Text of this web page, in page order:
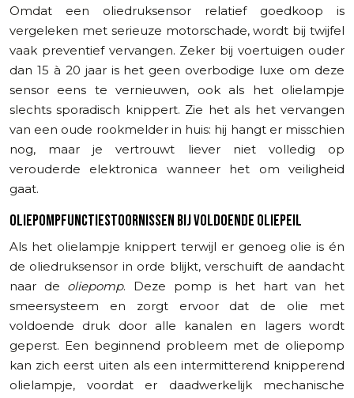
Omdat een oliedruksensor relatief goedkoop is
vergeleken met serieuze motorschade, wordt bij twijfel
vaak preventief vervangen. Zeker bij voertuigen ouder
dan 15 à 20 jaar is het geen overbodige luxe om deze
sensor eens te vernieuwen, ook als het olielampje
slechts sporadisch knippert. Zie het als het vervangen
van een oude rookmelder in huis: hij hangt er misschien
nog, maar je vertrouwt liever niet volledig op
verouderde elektronica wanneer het om veiligheid
gaat.
OLIEPOMPFUNCTIESTOORNISSEN BIJ VOLDOENDE OLIEPEIL
Als het olielampje knippert terwijl er genoeg olie is én
de oliedruksensor in orde blijkt, verschuift de aandacht
naar de oliepomp. Deze pomp is het hart van het
smeersysteem en zorgt ervoor dat de olie met
voldoende druk door alle kanalen en lagers wordt
geperst. Een beginnend probleem met de oliepomp
kan zich eerst uiten als een intermitterend knipperend
olielampje, voordat er daadwerkelijk mechanische